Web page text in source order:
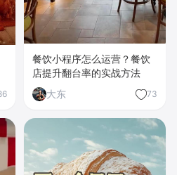
餐饮小程序怎么运营？餐饮
店提升翻台率的实战方法
大东
73